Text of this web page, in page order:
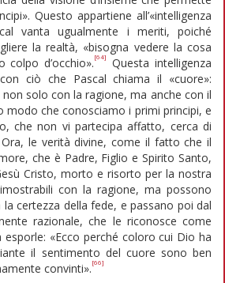
Questo appartiene all’«intelligenza
vanta ugualmente i meriti, poiché
la realtà, «bisogna vedere la cosa
colpo d’occhio». [64]
Questa intelligenza
ciò che Pascal chiama il «cuore»:
solo con la ragione, ma anche con il
modo che conosciamo i primi principi, e
che non vi partecipa affatto, cerca di
Ora, le verità divine, come il fatto che il
che è Padre, Figlio e Spirito Santo,
Cristo, morto e risorto per la nostra
con la ragione, ma possono
certezza della fede, e passano poi dal
razionale, che le riconosce come
«Ecco perché coloro cui Dio ha
il sentimento del cuore sono ben
convinti». [66]